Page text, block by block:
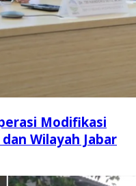
Modifikasi
Wilayah Jabar